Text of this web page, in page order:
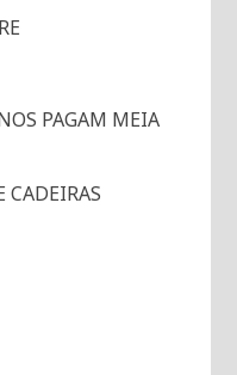
PAGAM MEIA
CADEIRAS